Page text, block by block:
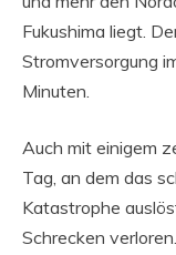
Fukushima liegt.
Stromversorgung
Minuten.
Auch mit einigem
Tag, an dem das
Katastrophe
Schrecken